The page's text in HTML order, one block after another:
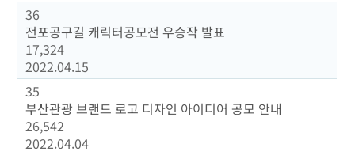
36
전포공구길 캐릭터공모전 우승작 발표
17,324
2022.04.15
35
부산관광 브랜드 로고 디자인 아이디어 공모 안내
26,542
2022.04.04